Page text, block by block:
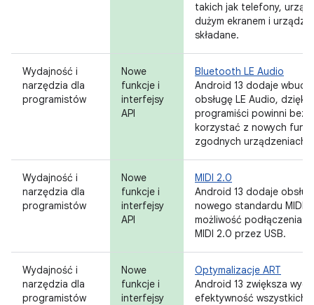
takich jak telefony,
dużym ekranem i
składane.
Wydajność i
narzędzia dla
programistów
Nowe
funkcje i
interfejsy
API
Bluetooth LE Audio
Android 13 dodaje
obsługę LE Audio, dzięki
programiści powinni
korzystać z nowych
zgodnych urządzeniach.
Wydajność i
narzędzia dla
programistów
Nowe
funkcje i
interfejsy
API
MIDI 2.0
Android 13 dodaje
nowego standardu MIDI
możliwość podłączenia
MIDI 2.0 przez USB.
Wydajność i
narzędzia dla
programistów
Nowe
funkcje i
interfejsy
Optymalizacje ART
Android 13 zwiększa
efektywność wszystkich